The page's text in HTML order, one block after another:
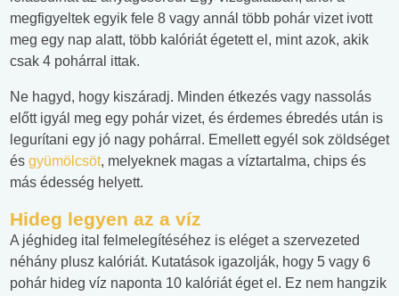
megfigyeltek egyik fele 8 vagy annál több pohár vizet ivott
meg egy nap alatt, több kalóriát égetett el, mint azok, akik
csak 4 pohárral ittak.
Ne hagyd, hogy kiszáradj. Minden étkezés vagy nassolás
előtt igyál meg egy pohár vizet, és érdemes ébredés után is
legurítani egy jó nagy pohárral. Emellett egyél sok zöldséget
és gyümölcsöt, melyeknek magas a víztartalma, chips és
más édesség helyett.
Hideg legyen az a víz
A jéghideg ital felmelegítéséhez is eléget a szervezeted
néhány plusz kalóriát. Kutatások igazolják, hogy 5 vagy 6
pohár hideg víz naponta 10 kalóriát éget el. Ez nem hangzik